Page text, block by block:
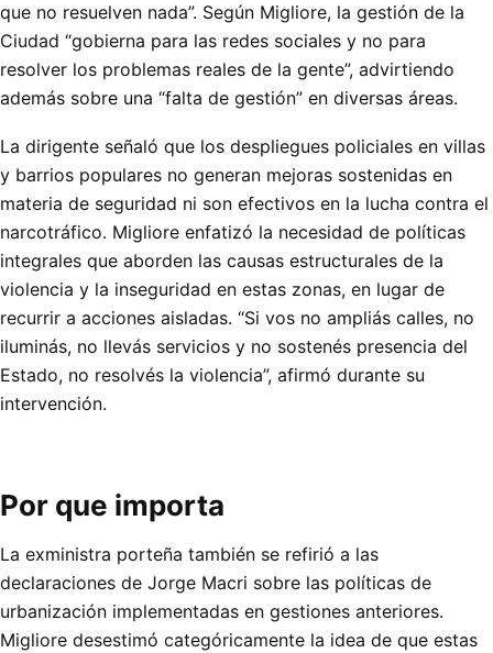
que no resuelven nada”. Según Migliore, la gestión de la
Ciudad “gobierna para las redes sociales y no para
resolver los problemas reales de la gente”, advirtiendo
además sobre una “falta de gestión” en diversas áreas.
La dirigente señaló que los despliegues policiales en villas
y barrios populares no generan mejoras sostenidas en
materia de seguridad ni son efectivos en la lucha contra el
narcotráfico. Migliore enfatizó la necesidad de políticas
integrales que aborden las causas estructurales de la
violencia y la inseguridad en estas zonas, en lugar de
recurrir a acciones aisladas. “Si vos no ampliás calles, no
iluminás, no llevás servicios y no sostenés presencia del
Estado, no resolvés la violencia”, afirmó durante su
intervención.
Por que importa
La exministra porteña también se refirió a las
declaraciones de Jorge Macri sobre las políticas de
urbanización implementadas en gestiones anteriores.
Migliore desestimó categóricamente la idea de que estas